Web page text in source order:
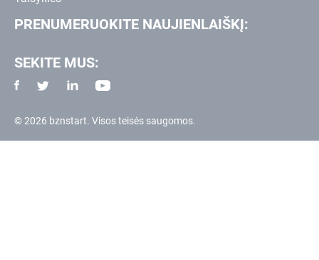
PRENUMERUOKITE NAUJIENLAIŠKĮ:
SEKITE MUS:
© 2026 bznstart. Visos teisės saugomos.